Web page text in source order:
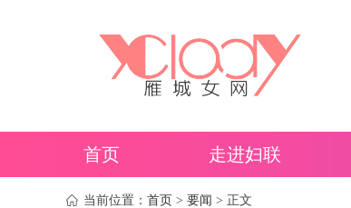
首页 走进妇联
当前位置： 首页 > 要闻 > 正文